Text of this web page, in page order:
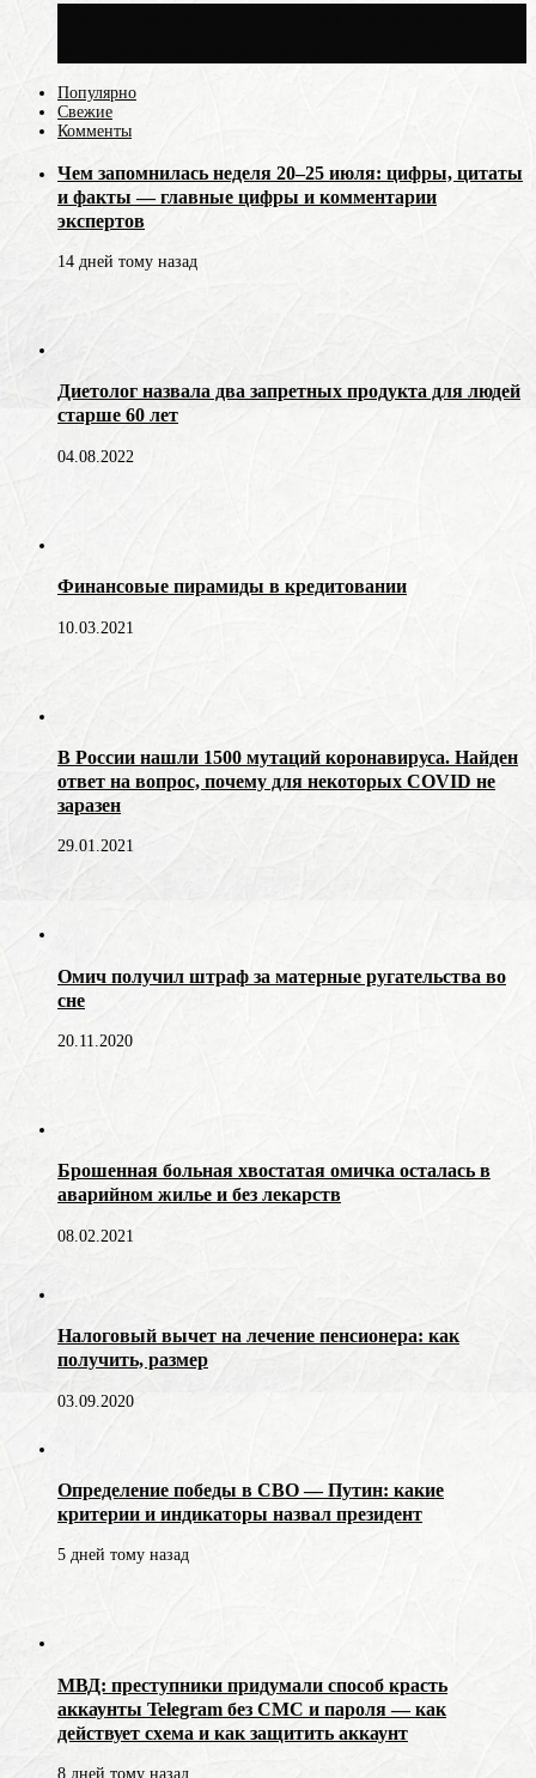
Популярно
Свежие
Комменты
Чем запомнилась неделя 20–25 июля: цифры, цитаты
и факты — главные цифры и комментарии
экспертов
14 дней тому назад
Диетолог назвала два запретных продукта для людей
старше 60 лет
04.08.2022
Финансовые пирамиды в кредитовании
10.03.2021
В России нашли 1500 мутаций коронавируса. Найден
ответ на вопрос, почему для некоторых COVID не
заразен
29.01.2021
Омич получил штраф за матерные ругательства во
сне
20.11.2020
Брошенная больная хвостатая омичка осталась в
аварийном жилье и без лекарств
08.02.2021
Налоговый вычет на лечение пенсионера: как
получить, размер
03.09.2020
Определение победы в СВО — Путин: какие
критерии и индикаторы назвал президент
5 дней тому назад
МВД: преступники придумали способ красть
аккаунты Telegram без СМС и пароля — как
действует схема и как защитить аккаунт
8 дней тому назад